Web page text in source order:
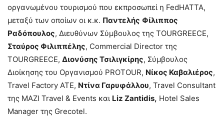
οργανωμένου τουρισμού που εκπροσωπεί η FedHATTA,
μεταξύ των οποίων οι κ.κ. Παντελής Φίλιππος
Ραδόπουλος, Διευθύνων Σύμβουλος της TOURGREECE,
Σταύρος Φιλιππέλης, Commercial Director της
TOURGREECE, Διονύσης Τσιλιγκίρης, Σύμβουλος
Διοίκησης του Οργανισμού PROTOUR, Νίκος Καβαλιέρος,
Travel Factory ΑΤΕ, Ντίνα Γαρυφάλλου, Travel Consultant
της MAZI Travel & Events και Liz Zantidis, Hotel Sales
Manager της Grecotel.